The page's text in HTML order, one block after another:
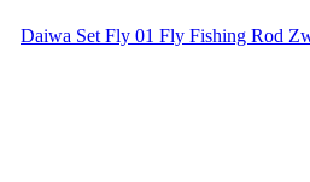
Daiwa Set Fly 01 Fly Fishing Rod